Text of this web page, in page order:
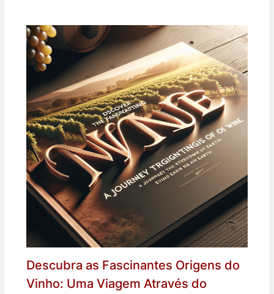
Descubra as Fascinantes Origens do
Vinho: Uma Viagem Através do